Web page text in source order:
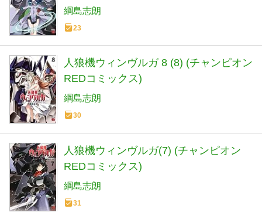
綱島志朗
23
人狼機ウィンヴルガ 8 (8) (チャンピオン
REDコミックス)
綱島志朗
30
人狼機ウィンヴルガ(7) (チャンピオン
REDコミックス)
綱島志朗
31